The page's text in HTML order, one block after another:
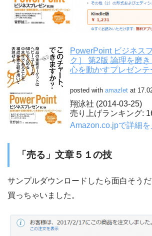
PowerPoint ビジネス
ク］ 第2版 論理を磨
心を動かすプレゼンテ
posted with amazlet at
翔泳社 (2014-03-25)
売り上げランキング:
Amazon.co.jpで詳細を
「売る」文章５１の技
サンプルダウンロードしたら面白そう
買っちゃいました。